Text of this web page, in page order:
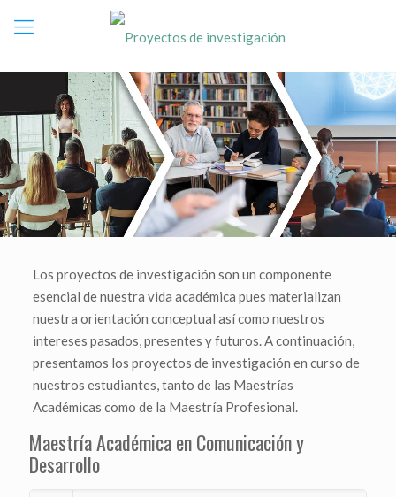
Los proyectos de investigación son un componente
esencial de nuestra vida académica pues materializan
nuestra orientación conceptual así como nuestros
intereses pasados, presentes y futuros. A continuación,
presentamos los proyectos de investigación en curso de
nuestros estudiantes, tanto de las Maestrías
Académicas como de la Maestría Profesional.
Maestría Académica en Comunicación y
Desarrollo